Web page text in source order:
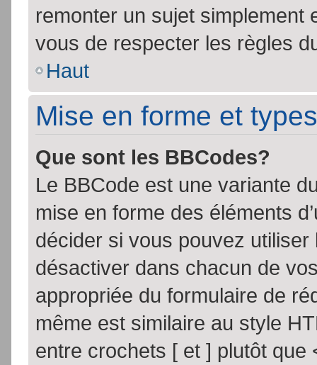
remonter un sujet simplement
vous de respecter les règles
Haut
Mise en forme et
Que sont les BBCodes?
Le BBCode est une variante
mise en forme des éléments
décider si vous pouvez
désactiver dans chacun de
appropriée du formulaire de
même est similaire au style
entre crochets [ et ] plutôt que